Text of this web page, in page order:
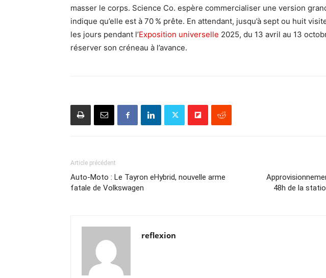
masser le corps. Science Co. espère commercialiser une version
indique qu’elle est à 70 % prête. En attendant, jusqu’à sept ou huit
les jours pendant l’Exposition universelle 2025, du 13 avril au 13
réserver son créneau à l’avance.
Article précédent
Auto-Moto : Le Tayron eHybrid, nouvelle arme
fatale de Volkswagen
48h de la
reflexion